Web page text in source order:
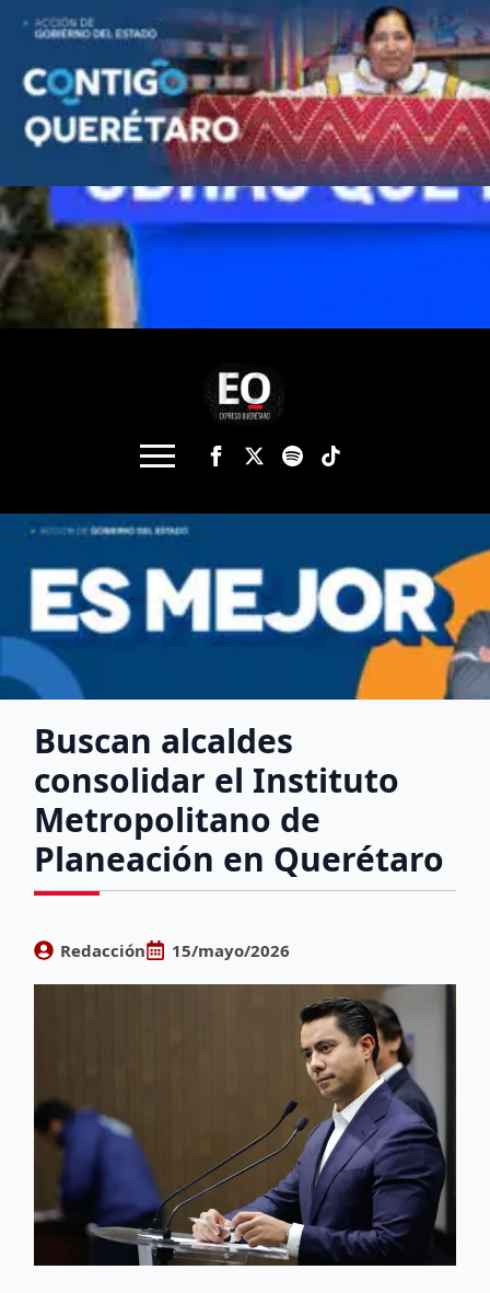
Buscan alcaldes
consolidar el Instituto
Metropolitano de
Planeación en Querétaro
Redacción 15/mayo/2026